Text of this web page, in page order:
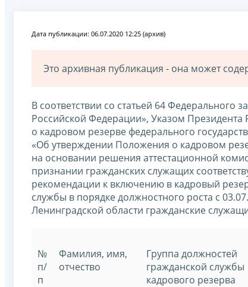
Дата публикации: 06.07.2020 12:25 (архив)
Это архивная публикация - она может
В соответствии со статьей 64 Федерального
Российской Федерации», Указом
о кадровом резерве федерального
«Об утверждении Положения о кадровом
на основании решения аттестационной
признании гражданских служащих
рекомендации к включению в кадровый
службы в порядке должностного роста с
Ленинградской области гражданские
№
п/
п
Фамилия, имя,
отчество
Группа должностей
гражданской службы
кадрового резерва